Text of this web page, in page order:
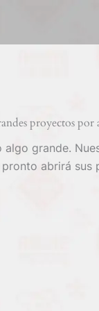
proyectos por
algo grande.
abrirá sus